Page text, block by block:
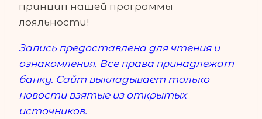
принцип нашей программы
лояльности!
Запись предоставлена для чтения и
ознакомления. Все права принадлежат
банку. Сайт выкладывает только
новости взятые из открытых
источников.